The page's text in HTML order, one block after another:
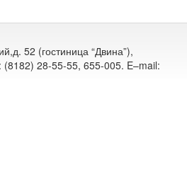
52 (гостиница “Двина”),
28-55-55, 655-005. E–mail: